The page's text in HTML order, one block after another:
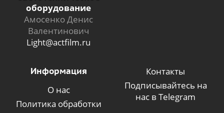
оборудование
Амосенко Денис
Валентинович
Light@actfilm.ru
Информация
О нас
Политика обработки
Контакты
Подписывайтесь на
нас в Telegram